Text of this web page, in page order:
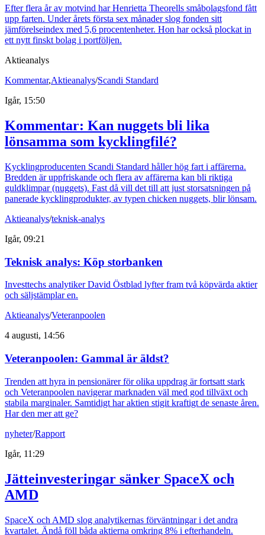
Efter flera år av motvind har Henrietta Theorells småbolagsfond fått
upp farten. Under årets första sex månader slog fonden sitt
jämförelseindex med 5,6 procentenheter. Hon har också plockat in
ett nytt finskt bolag i portföljen.
Aktieanalys
Kommentar,Aktieanalys/Scandi Standard
Igår, 15:50
Kommentar: Kan nuggets bli lika
lönsamma som kycklingfilé?
Kycklingproducenten Scandi Standard håller hög fart i affärerna.
Bredden är uppfriskande och flera av affärerna kan bli riktiga
guldklimpar (nuggets). Fast då vill det till att just storsatsningen på
panerade kycklingprodukter, av typen chicken nuggets, blir lönsam.
Aktieanalys/teknisk-analys
Igår, 09:21
Teknisk analys: Köp storbanken
Investtechs analytiker David Östblad lyfter fram två köpvärda aktier
och säljstämplar en.
Aktieanalys/Veteranpoolen
4 augusti, 14:56
Veteranpoolen: Gammal är äldst?
Trenden att hyra in pensionärer för olika uppdrag är fortsatt stark
och Veteranpoolen navigerar marknaden väl med god tillväxt och
stabila marginaler. Samtidigt har aktien stigit kraftigt de senaste åren.
Har den mer att ge?
nyheter/Rapport
Igår, 11:29
Jätteinvesteringar sänker SpaceX och
AMD
SpaceX och AMD slog analytikernas förväntningar i det andra
kvartalet. Ändå föll båda aktierna omkring 8% i efterhandeln.